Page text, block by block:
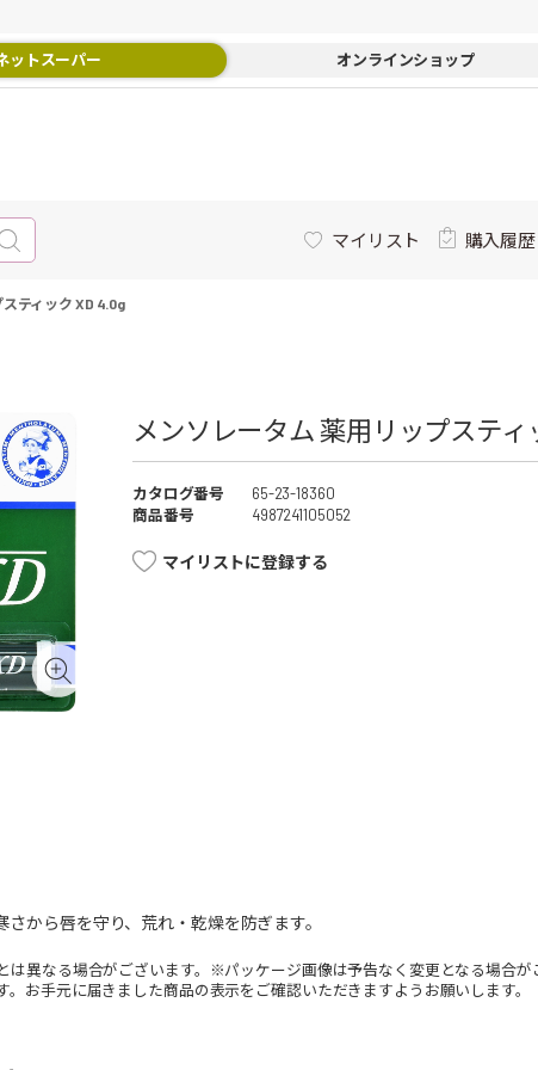
ットスーパー オンラインショップ
マイリスト 購入履歴
ティック XD 4.0g
メンソレータム 薬用リップスティ
カタログ番号
65-23-18360
商品番号
4987241105052
マイリストに登録する
から唇を守り、荒れ・乾燥を防ぎます。
は異なる場合がございます。※パッケージ画像は予告なく変更となる場合
。お手元に届きました商品の表示をご確認いただきますようお願いします。